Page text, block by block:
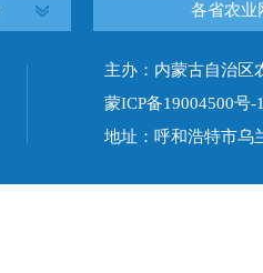
各省农业
主办：内蒙古自治
蒙ICP备19004500号-
地址：呼和浩特市